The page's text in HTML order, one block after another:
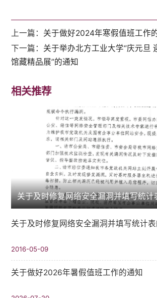
上一篇： 关于做好2024年寒假值班工作
下一篇： 关于举办北方工业大学“庆元旦
馆藏精品展”的通知
相关推荐
关于及时修复网络安全漏洞并填写统计
关于及时修复网络安全漏洞并填写统计
2016-05-09
关于做好2026年暑假值班工作的通知